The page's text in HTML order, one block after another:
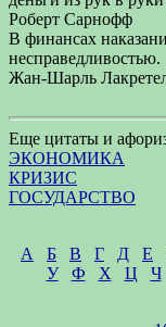
Роберт Сарнофф
В финансах
несправедливостью.
Жан-Шарль
Еще цитаты и
ЭКОНОМИКА
КРИЗИС
ГОСУДАРСТВО
А Б В Г Д Е
У
Ф Х Ц Ч